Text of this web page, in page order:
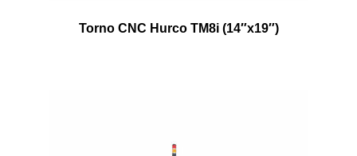
Torno CNC Hurco TM8i (14″x19″)